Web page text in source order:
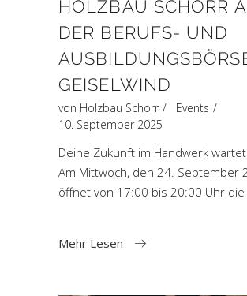
HOLZBAU SCHORR
DER BERUFS- UND
GEISELWIND
von Holzbau Schorr
Events
10. September 2025
Deine Zukunft im Handwerk
Am Mittwoch, den 24. September
öffnet von 17:00 bis 20:00 Uhr die
Mehr Lesen